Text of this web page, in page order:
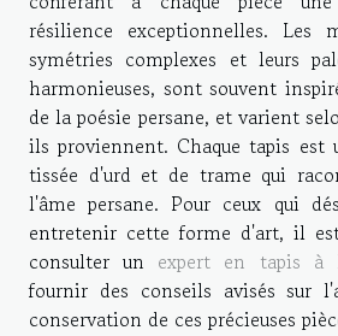
résilience exceptionnelles. Les
symétries complexes et leurs
harmonieuses, sont souvent
de la poésie persane, et varient
ils proviennent. Chaque tapis
tissée d'urd et de trame qui
l'âme persane. Pour ceux qui
entretenir cette forme d'art, il
consulter un expert en tapis à
fournir des conseils avisés sur
conservation de ces précieuses